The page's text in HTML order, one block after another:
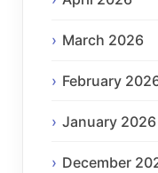
March 2026
February
January 2026
December